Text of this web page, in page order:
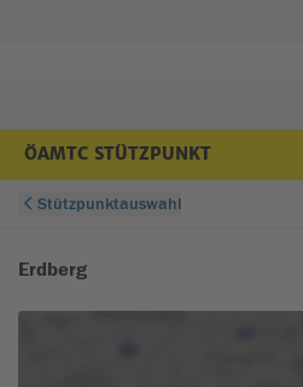
ÖAMTC STÜTZPUNKT